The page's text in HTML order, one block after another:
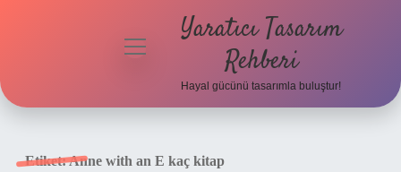
Politikası
menüyü
Yaratıcı Tasarım
Rehberi
Hayal gücünü tasarımla buluştur!
Etiket:Anne with an E kaç kitap